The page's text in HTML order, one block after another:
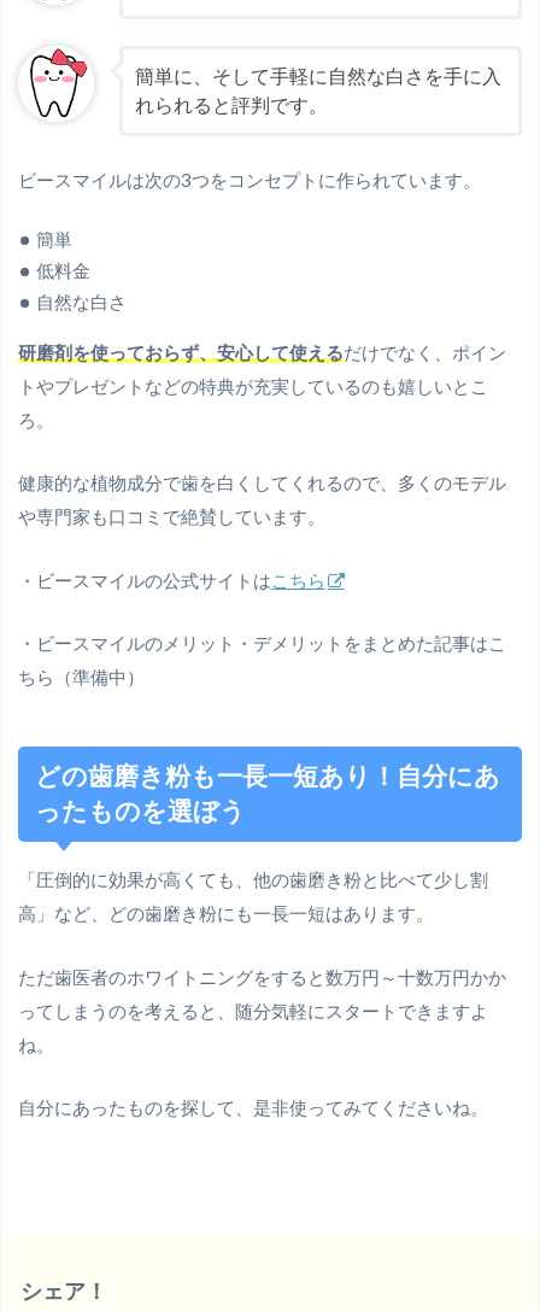
簡単に、そして手軽に自然な白さを手に入
れられると評判です。
ビースマイルは次の3つをコンセプトに作られています。
簡単
低料金
自然な白さ
研磨剤を使っておらず、安心して使えるだけでなく、ポイン
トやプレゼントなどの特典が充実しているのも嬉しいとこ
ろ。
健康的な植物成分で歯を白くしてくれるので、多くのモデル
や専門家も口コミで絶賛しています。
・ビースマイルの公式サイトはこちら
・ビースマイルのメリット・デメリットをまとめた記事はこ
ちら（準備中）
どの歯磨き粉も一長一短あり！自分にあ
ったものを選ぼう
「圧倒的に効果が高くても、他の歯磨き粉と比べて少し割
高」など、どの歯磨き粉にも一長一短はあります。
ただ歯医者のホワイトニングをすると数万円～十数万円かか
ってしまうのを考えると、随分気軽にスタートできますよ
ね。
自分にあったものを探して、是非使ってみてくださいね。
シェア！